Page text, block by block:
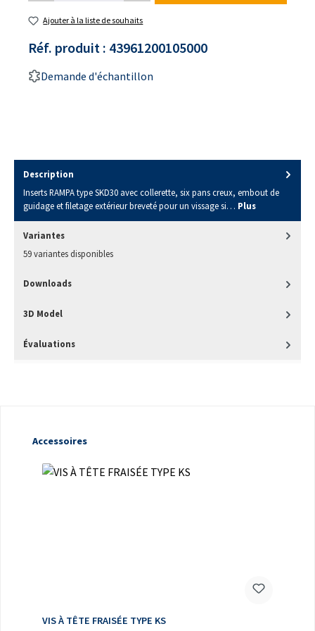
Ajouter à la liste de souhaits
Réf. produit : 43961200105000
Demande d'échantillon
Description
Inserts RAMPA type SKD30 avec collerette, six pans creux, embout de
guidage et filetage extérieur breveté pour un vissage si… Plus
Variantes
59 variantes disponibles
Downloads
3D Model
Évaluations
Ignorer la galerie de produits
Accessoires
VIS À TÊTE FRAISÉE TYPE KS